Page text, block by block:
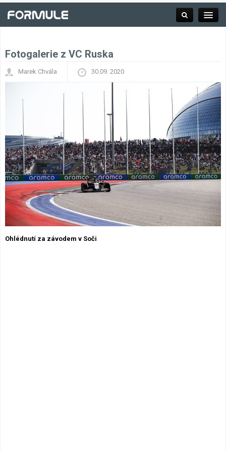
Závodní série
Kalendář F1
Výsledky F1
Týmy a jezdci F1
Okruhy F1
Fotogalerie z VC Ruska
Marek Chvála 30.09. 2020
Ohlédnutí za závodem v Soči